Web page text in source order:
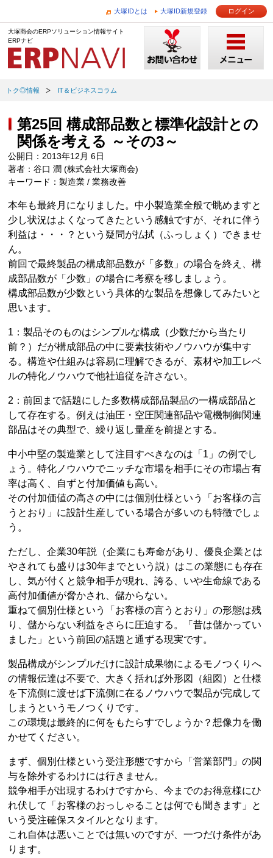
大塚IDとは 大塚ID新規登録 ログイン
大塚商会のERPソリューション情報サイト
ERPナビ
トク◎情報 IT＆ビジネスコラム
第25回 構成部品数と標準化設計との
関係を考える ～その3～
公開日：2013年12月 6日
著者：谷口 潤 (株式会社大塚商会)
キーワード：製造業 / 業務改善
本年も最終月になりました。中小製造業全般で眺めますと
少し状況はよくなってきたという感触ですが、それに伴う
利益は・・・？という疑問が払拭（ふっしょく）できませ
ん。
前回で最終製品の構成部品数が「多数」の場合を終え、構
成部品数が「少数」の場合に考察を移しましょう。
構成部品数が少数という具体的な製品を想像してみたいと
思います。
1：製品そのものはシンプルな構成（少数だから当たり
前？）だが構成部品の中に要素技術やノウハウが集中す
る。構造や仕組みは容易に理解できるが、素材や加工レベ
ルの特化ノウハウで他社追従を許さない。
2：前回まで話題にした多数構成部品製品の一構成部品と
して存在する。例えは油圧・空圧関連部品や電機制御関連
部品はその典型で、繰り返し量産を前提とする。
中小中堅の製造業として注目すべきなのは「1」の例でし
ょう。特化ノウハウでニッチな市場を相手にその市場占有
率は高く、自ずと付加価値も高い。
その付加価値の高さの中には個別仕様という「お客様の言
うとおり」に設計生産している場合が多いのも特徴でしょ
う。
ただし、企業30年説（企業にも寿命があり、優良企業とは
やされても盛りは30年までという説）はこの業態にも存在
し、気が付くと競争相手が現れ、誇る、いや生命線である
高付加価値が脅かされ、儲からない。
重ねて個別仕様という「お客様の言うとおり」の形態は残
り、儲からない利益をさらに圧迫する。「昔は儲かってい
ました」という前回の話題と通ずる現実です。
製品構成がシンプルだけに設計成果物によるモノつくりへ
の情報伝達は不要で、大きく括れば外形図（組図）と仕様
を下流側に渡せば下流側に在るノウハウで製品が完成して
しまうというモノつくりです。
この環境は最終的に何をもたらすでしょうか？想像力を働
かせてください。
まず、個別仕様という受注形態ですから「営業部門」の関
与を除外するわけには行きません。
競争相手が出現するわけですから、今までのお得意様にひ
れ伏して「お客様のおっしゃることは何でも聞きます」と
いう受注確保スタイルとなります。
これ自体は悪いことでは無いのですが、一つだけ条件があ
ります。